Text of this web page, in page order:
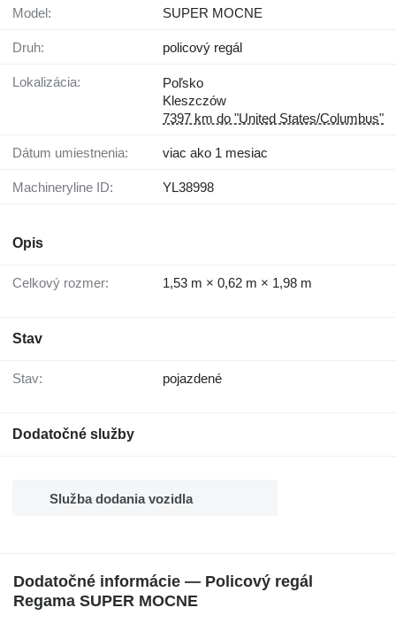
Model: SUPER MOCNE
Druh: policový regál
Lokalizácia:
Poľsko
Kleszczów
7397 km do "United States/Columbus"
Dátum umiestnenia: viac ako 1 mesiac
Machineryline ID: YL38998
Opis
Celkový rozmer: 1,53 m × 0,62 m × 1,98 m
Stav
Stav: pojazdené
Dodatočné služby
Služba dodania vozidla
Dodatočné informácie — Policový regál
Regama SUPER MOCNE